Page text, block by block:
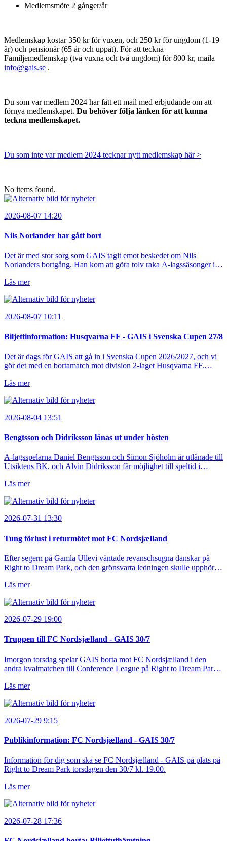
Medlemsmöte 2 gånger/år
Medlemskap kostar 350 kr för vuxen, och 250 kr för ungdom (1-19
år) och pensionär (65 år och uppåt). För att teckna
Familjemedlemskap (två vuxna och två ungdom) för 800 kr, maila
info@gais.se .
Du som var medlem 2024 har fått ett mail med erbjudande om att
förnya medlemskapet. Du behöver följa länken för att kunna
teckna medlemskapet.
Du som inte var medlem 2024 tecknar nytt medlemskap här >
No items found.
2026-08-07 14:20
Nils Norlander har gått bort
Det är med stor sorg som GAIS tagit emot beskedet om Nils
Norlanders bortgång. Han kom att göra tolv raka A-lagssäsonger i
matcher.
Läs mer
2026-08-07 10:11
Biljettinformation: Husqvarna FF - GAIS i Svenska Cupen 27/8
Det är dags för GAIS att gå in i Svenska Cupen 2026/2027, och vi
gör det med en bortamatch mot division 2-laget Husqvarna FF.
Läs mer
2026-08-04 13:51
Bengtsson och Didriksson lånas ut under hösten
A-lagsspelarna Daniel Bengtsson och Simon Sjöholm är utlånade till
Utsiktens BK, och Alvin Didriksson får möjlighet till speltid i
Läs mer
2026-07-31 13:30
Tung förlust i returmötet mot FC Nordsjælland
Efter segern på Gamla Ullevi väntade revanschsugna danskar på
Right to Dream Park, och den grönsvarta ledningen skulle upphöra
numren för stora och matchen slutade i tennissiffror och det
Läs mer
2026-07-29 19:00
Truppen till FC Nordsjælland - GAIS 30/7
Imorgon torsdag spelar GAIS borta mot FC Nordsjælland i den
andra kvalmatchen till Conference League på Right to Dream Park!
matchen:
Läs mer
2026-07-29 9:15
Publikinformation: FC Nordsjælland - GAIS 30/7
Information för dig som ska se FC Nordsjælland - GAIS på plats på
Right to Dream Park torsdagen den 30/7 kl. 19.00.
Läs mer
2026-07-28 17:36